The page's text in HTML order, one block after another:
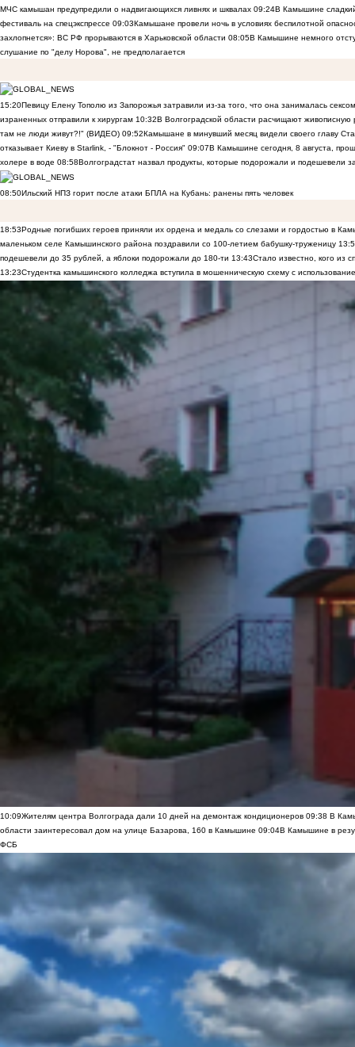
МЧС камышан предупредили о надвигающихся ливнях и шквалах 09:24В Камышине
фестиваль на спецэкспрессе 09:03Камышане провели ночь в условиях беспилотной
захлопнется»: ВС РФ прорываются в Харьковской области 08:05В Камышине немного
слушание по "делу Норова", не предполагается
15:20Певицу Елену Тополю из Запорожья затравили из-за того, что она занималась
израненных отправили к хирургам 10:32В Волгоградской области расчищают
там не люди живут?!" (ВИДЕО) 09:52Камышане в минувший месяц видели своего главу
отказывает Киеву в Starlink, - "Блокнот - Россия" 09:07В Камышине сегодня, 8 августа,
холере в воде 08:58Волгоградстат назвал продукты, которые подорожали и подешевели
08:50Ильский НПЗ горит после атаки БПЛА на Кубань: ранены пять человек
18:53Родные погибших героев приняли их ордена и медаль со слезами и гордостью в
маленьком селе Камышинского района поздравили со 100-летием бабушку-труженицу
подешевели до 35 рублей, а яблоки подорожали до 180-ти 13:43Стало известно, кого из
13:23Студентка камышинского колледжа вступила в мошенническую схему с
10:09Жителям центра Волгограда дали 10 дней на демонтаж кондиционеров 09:38 В
области заинтересовал дом на улице Базарова, 160 в Камышине 09:04В Камышине в
ФСБ